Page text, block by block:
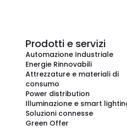
Prodotti e servizi
Automazione Industriale
Energie Rinnovabili
Attrezzature e materiali di
consumo
Power distribution
Illuminazione e smart
Soluzioni connesse
Green Offer